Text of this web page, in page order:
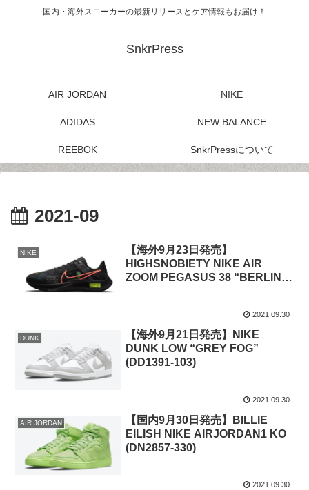
国内・海外スニーカーの最新リリースとケア情報もお届け！
SnkrPress
AIR JORDAN NIKE
ADIDAS NEW BALANCE
REEBOK SnkrPressについて
2021-09
NIKE
【海外9月23日発売】
HIGHSNOBIETY NIKE AIR
ZOOM PEGASUS 38 “BERLIN
2021.09.30
DUNK
【海外9月21日発売】NIKE
DUNK LOW “GREY FOG”
(DD1391-103)
2021.09.30
AIR JORDAN
【国内9月30日発売】BILLIE
EILISH NIKE AIRJORDAN1 KO
(DN2857-330)
2021.09.30